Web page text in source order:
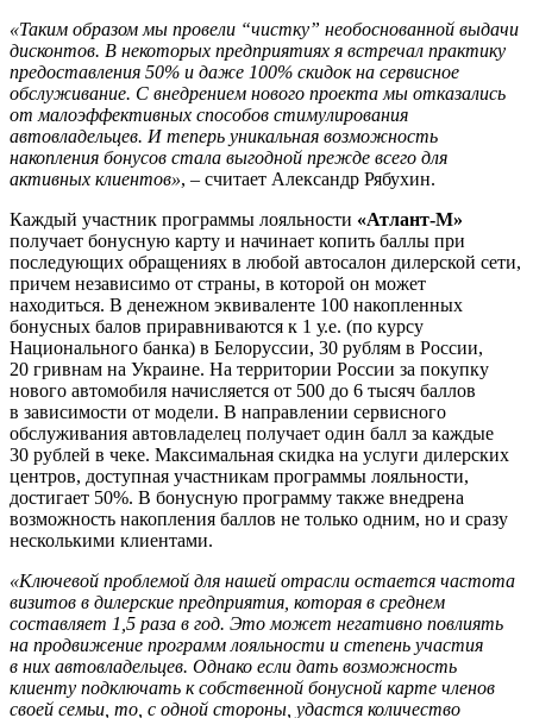
«Таким образом мы провели “чистку” необоснованной выдачи
дисконтов. В некоторых предприятиях я встречал практику
предоставления 50% и даже 100% скидок на сервисное
обслуживание. С внедрением нового проекта мы отказались
от малоэффективных способов стимулирования
автовладельцев. И теперь уникальная возможность
накопления бонусов стала выгодной прежде всего для
активных клиентов», – считает Александр Рябухин.
Каждый участник программы лояльности «Атлант-М»
получает бонусную карту и начинает копить баллы при
последующих обращениях в любой автосалон дилерской сети,
причем независимо от страны, в которой он может
находиться. В денежном эквиваленте 100 накопленных
бонусных балов приравниваются к 1 у.е. (по курсу
Национального банка) в Белоруссии, 30 рублям в России,
20 гривнам на Украине. На территории России за покупку
нового автомобиля начисляется от 500 до 6 тысяч баллов
в зависимости от модели. В направлении сервисного
обслуживания автовладелец получает один балл за каждые
30 рублей в чеке. Максимальная скидка на услуги дилерских
центров, доступная участникам программы лояльности,
достигает 50%. В бонусную программу также внедрена
возможность накопления баллов не только одним, но и сразу
несколькими клиентами.
«Ключевой проблемой для нашей отрасли остается частота
визитов в дилерские предприятия, которая в среднем
составляет 1,5 раза в год. Это может негативно повлиять
на продвижение программ лояльности и степень участия
в них автовладельцев. Однако если дать возможность
клиенту подключать к собственной бонусной карте членов
своей семьи, то, с одной стороны, удастся количество